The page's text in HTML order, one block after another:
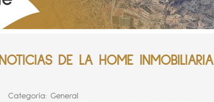
NOTICIAS DE LA HOME INMOBILIARIA
Categoría:General